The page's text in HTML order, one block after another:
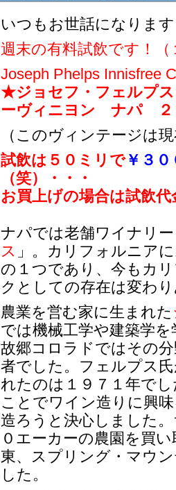
いつもお世話になりま
週末の有料試飲です！（
Joseph Phelps Innisfree
★ジョセフ・フェルプ
ーヴィニヨン ナパ ２
（このヴィンテージは
試飲は５０ミリで￥３０
（笑）・・・
お買上げの場合は試飲
ナパでは老舗ワイナリ
ス 」。カリフォルニア
の１つであり、今もカ
クとしての存在は変わ
農業を営む家に生まれた
では機械工学や建築学
故郷コロラドではその
者でした。フェルプス
れたのは１９７１年で
ことでワイン造りに興
造ろうと決心しました
０エーカーの農園を買
東、スプリング・マウ
した。